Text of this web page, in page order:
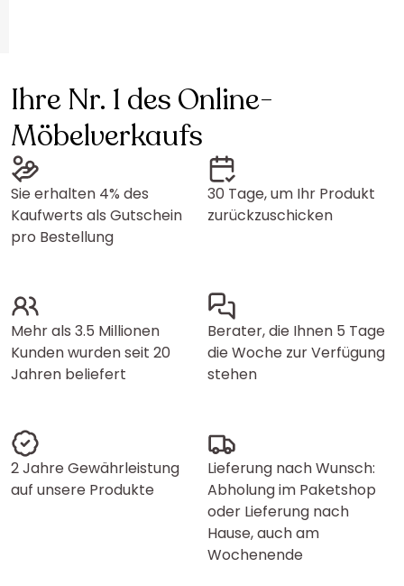
Ihre Nr. 1 des Online-
Möbelverkaufs
Sie erhalten 4% des
Kaufwerts als Gutschein
pro Bestellung
30 Tage, um Ihr Produkt
zurückzuschicken
Mehr als 3.5 Millionen
Kunden wurden seit 20
Jahren beliefert
Berater, die Ihnen 5 Tage
die Woche zur Verfügung
stehen
2 Jahre Gewährleistung
auf unsere Produkte
Lieferung nach Wunsch:
Abholung im Paketshop
oder Lieferung nach
Hause, auch am
Wochenende